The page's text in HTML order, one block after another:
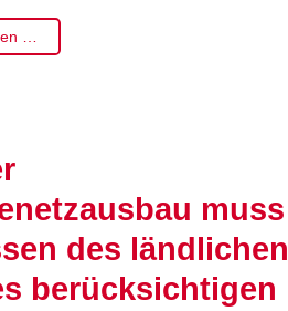
…
muss
des ländlichen
berücksichtigen